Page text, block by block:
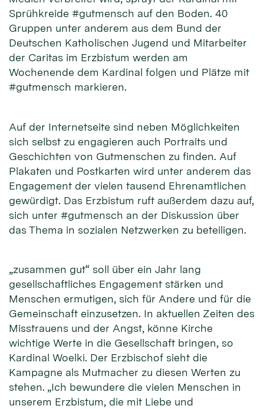
Sprühkreide #gutmensch auf den Boden. 40
Gruppen unter anderem aus dem Bund der
Deutschen Katholischen Jugend und Mitarbeiter
der Caritas im Erzbistum werden am
Wochenende dem Kardinal folgen und Plätze mit
#gutmensch markieren.
Auf der Internetseite sind neben Möglichkeiten
sich selbst zu engagieren auch Portraits und
Geschichten von Gutmenschen zu finden. Auf
Plakaten und Postkarten wird unter anderem das
Engagement der vielen tausend Ehrenamtlichen
gewürdigt. Das Erzbistum ruft außerdem dazu auf,
sich unter #gutmensch an der Diskussion über
das Thema in sozialen Netzwerken zu beteiligen.
„zusammen gut“ soll über ein Jahr lang
gesellschaftliches Engagement stärken und
Menschen ermutigen, sich für Andere und für die
Gemeinschaft einzusetzen. In aktuellen Zeiten des
Misstrauens und der Angst, könne Kirche
wichtige Werte in die Gesellschaft bringen, so
Kardinal Woelki. Der Erzbischof sieht die
Kampagne als Mutmacher zu diesen Werten zu
stehen. „Ich bewundere die vielen Menschen in
unserem Erzbistum, die mit Liebe und